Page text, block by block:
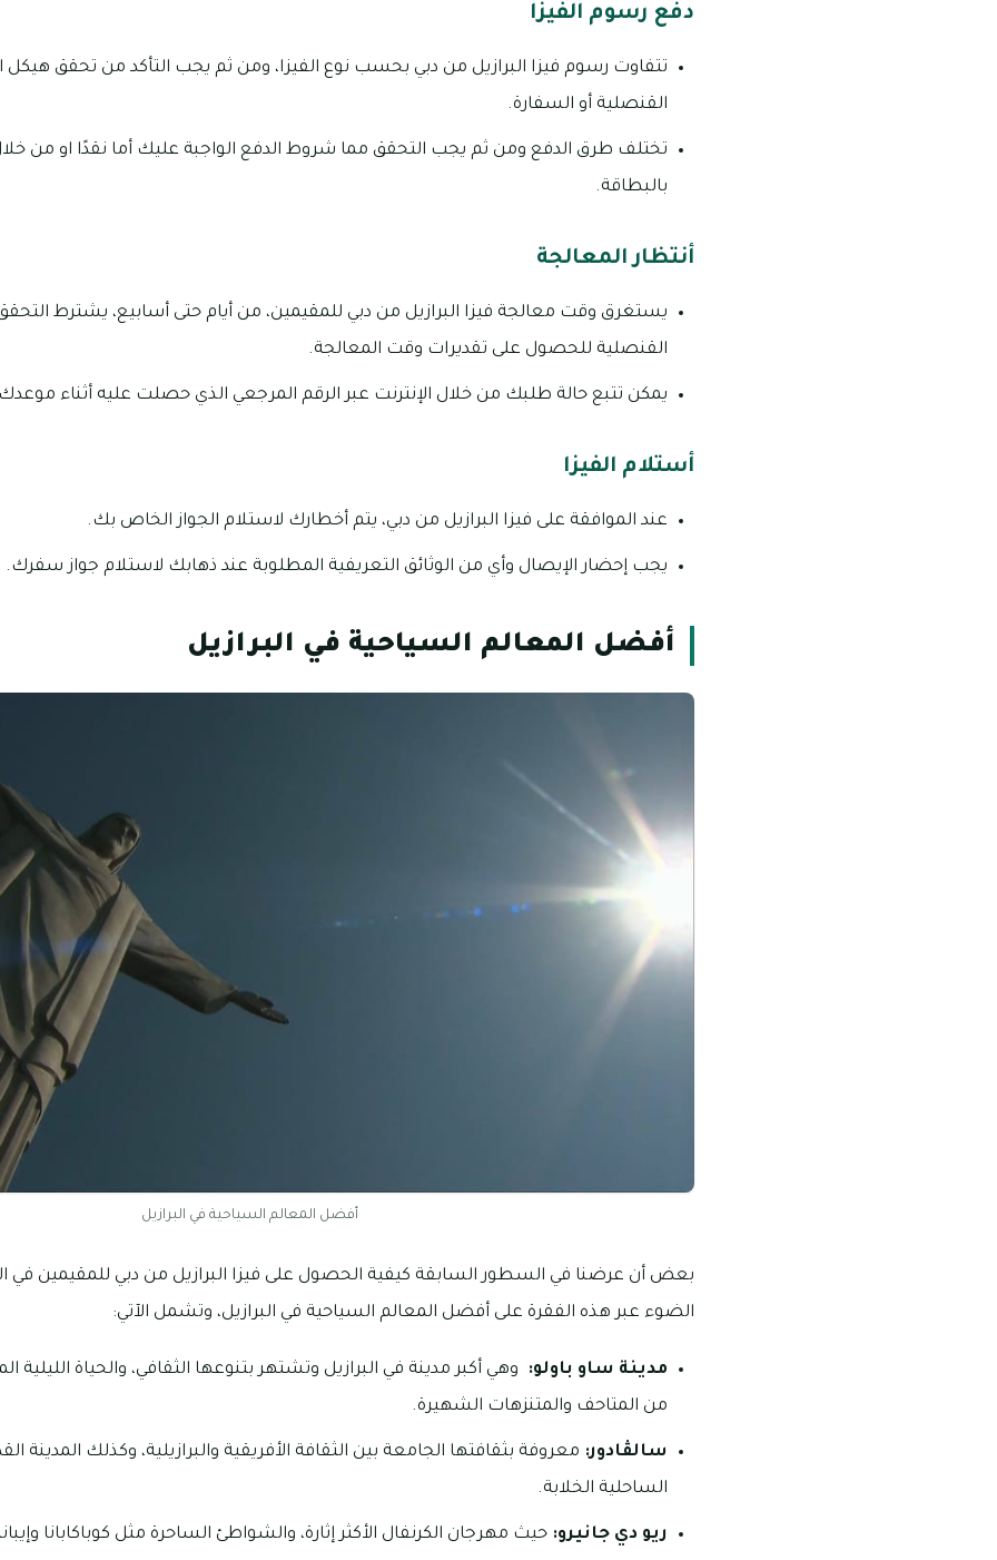
دفع رسوم الفيزا
تتفاوت رسوم فيزا البرازيل من دبي بحسب نوع الفيزا، ومن ثم يجب التأكد من تحقق هيكل
القنصلية أو السفارة.
تختلف طرق الدفع ومن ثم يجب التحقق مما شروط الدفع الواجبة عليك أما نقدًا او من خلال
بالبطاقة.
أنتظار المعالجة
يستغرق وقت معالجة فيزا البرازيل من دبي للمقيمين، من أيام حتى أسابيع، يشترط
القنصلية للحصول على تقديرات وقت المعالجة.
يمكن تتبع حالة طلبك من خلال الإنترنت عبر الرقم المرجعي الذي حصلت عليه أثناء
أستلام الفيزا
عند الموافقة على فيزا البرازيل من دبي، يتم أخطارك لاستلام الجواز الخاص بك.
يجب إحضار الإيصال وأي من الوثائق التعريفية المطلوبة عند ذهابك لاستلام جواز سفرك.
أفضل المعالم السياحية في البرازيل
أفضل المعالم السياحية في البرازيل
بعض أن عرضنا في السطور السابقة كيفية الحصول على فيزا البرازيل من دبي للمقيمين
الضوء عبر هذه الفقرة على أفضل المعالم السياحية في البرازيل، وتشمل الآتي:
مدينة ساو باولو:
وهي أكبر مدينة في البرازيل وتشتهر بتنوعها الثقافي، والحياة الليلية
من المتاحف والمتنزهات الشهيرة.
سالڤادور: معروفة بثقافتها الجامعة بين الثقافة الأفريقية والبرازيلية، وكذلك المدينة
الساحلية الخلابة.
ريو دي جانيرو: حيث مهرجان الكرنفال الأكثر إثارة، والشواطئ الساحرة مثل كوباكابانا